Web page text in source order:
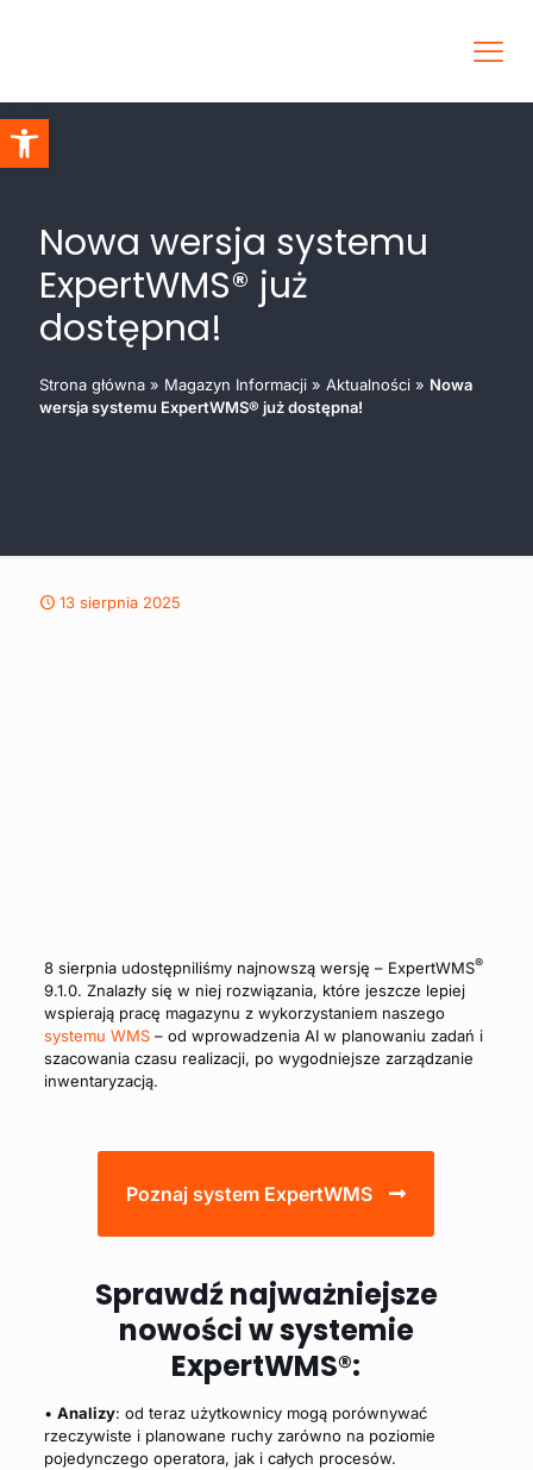
Otwórz pasek narzędzi
Nowa wersja systemu
ExpertWMS® już
dostępna!
Strona główna » Magazyn Informacji » Aktualności » Nowa
wersja systemu ExpertWMS® już dostępna!
13 sierpnia 2025
8 sierpnia udostępniliśmy najnowszą wersję – ExpertWMS®
9.1.0. Znalazły się w niej rozwiązania, które jeszcze lepiej
wspierają pracę magazynu z wykorzystaniem naszego
systemu WMS– od wprowadzenia AI w planowaniu zadań i
szacowania czasu realizacji, po wygodniejsze zarządzanie
inwentaryzacją.
Poznaj system ExpertWMS
Sprawdź najważniejsze
nowości w systemie
ExpertWMS®:
• Analizy: od teraz użytkownicy mogą porównywać
rzeczywiste i planowane ruchy zarówno na poziomie
pojedynczego operatora, jak i całych procesów.